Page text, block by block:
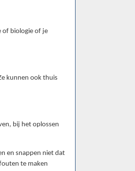
of biologie of je
kunnen ook thuis
bij het oplossen
en snappen niet dat
te maken